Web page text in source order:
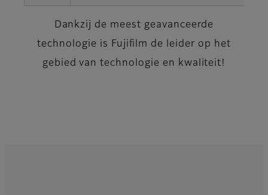
Dankzij de meest geavanceerde
technologie is Fujifilm de leider op het
gebied van technologie en kwaliteit!